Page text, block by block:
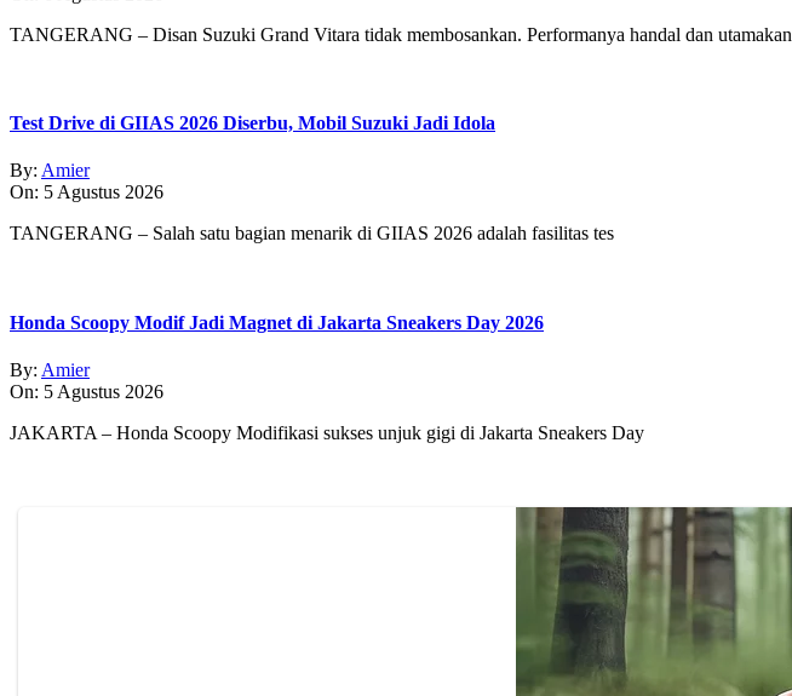
TANGERANG – Disan Suzuki Grand Vitara tidak membosankan. Performanya handal dan utamakan
Test Drive di GIIAS 2026 Diserbu, Mobil Suzuki Jadi Idola
By: Amier
On: 5 Agustus 2026
TANGERANG – Salah satu bagian menarik di GIIAS 2026 adalah fasilitas tes
Honda Scoopy Modif Jadi Magnet di Jakarta Sneakers Day 2026
By: Amier
On: 5 Agustus 2026
JAKARTA – Honda Scoopy Modifikasi sukses unjuk gigi di Jakarta Sneakers Day